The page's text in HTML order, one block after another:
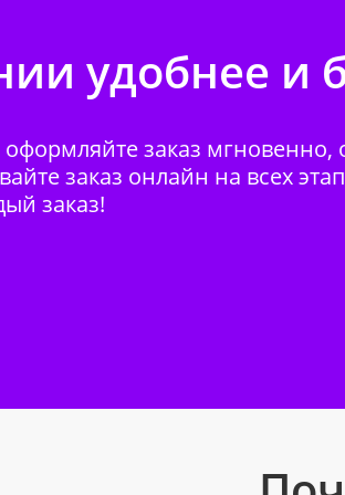
удобнее и
заказ мгновенно,
заказ онлайн на всех
заказ!